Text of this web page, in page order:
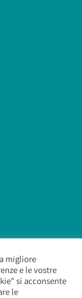
migliore
e le vostre
si acconsente
le